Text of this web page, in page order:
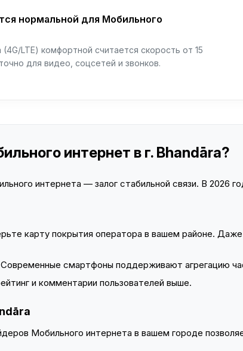
нормальной для Мобильного
LTE) комфортной считается скорость от 15
для видео, соцсетей и звонков.
интернет в г. Bhandāra?
интернета — залог стабильной связи. В 2026
карту покрытия оператора в вашем районе.
Современные смартфоны поддерживают агрегацию
и комментарии пользователей выше.
Мобильного интернета в вашем городе